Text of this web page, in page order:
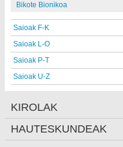
Bikote Bionikoa
Saioak F-K
Saioak L-O
Saioak P-T
Saioak U-Z
KIROLAK
HAUTESKUNDEAK